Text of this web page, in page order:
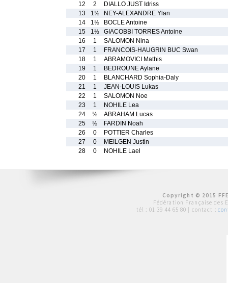
12
2
DIALLO JUST Idriss
13
1½
NEY-ALEXANDRE Ylan
14
1½
BOCLE Antoine
15
1½
GIACOBBI TORRES Antoine
16
1
SALOMON Nina
17
1
FRANCOIS-HAUGRIN BUC Swan
18
1
ABRAMOVICI Mathis
19
1
BEDROUNE Aylane
20
1
BLANCHARD Sophia-Daly
21
1
JEAN-LOUIS Lukas
22
1
SALOMON Noe
23
1
NOHILE Lea
24
½
ABRAHAM Lucas
25
½
FARDIN Noah
26
0
POTTIER Charles
27
0
MEILGEN Justin
28
0 NOHILE Lael
Copyright © 2015
Fédération Française des
tél : 01 39 44 65 80 | contact :